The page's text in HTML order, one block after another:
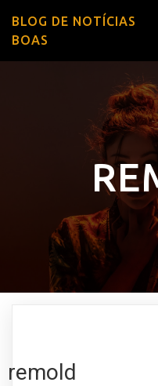
BLOG DE NOTÍCIAS
BOAS
remold